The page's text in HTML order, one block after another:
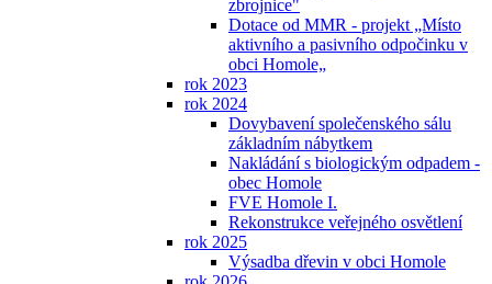
zbrojnice"
Dotace od MMR - projekt „Místo
aktivního a pasivního odpočinku v
obci Homole„
rok 2023
rok 2024
Dovybavení společenského sálu
základním nábytkem
Nakládání s biologickým odpadem -
obec Homole
FVE Homole I.
Rekonstrukce veřejného osvětlení
rok 2025
Výsadba dřevin v obci Homole